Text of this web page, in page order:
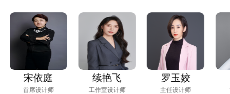
宋依庭
首席设计师
续艳飞
工作室设计师
罗玉姣
主任设计师